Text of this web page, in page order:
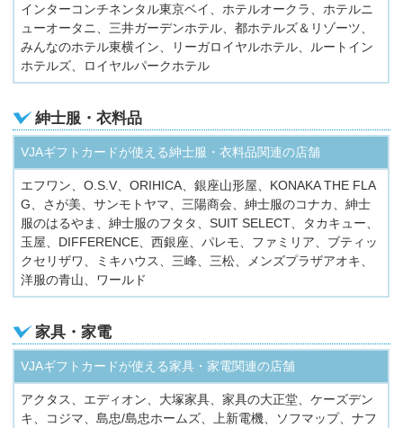
インターコンチネンタル東京ベイ、ホテルオークラ、ホテルニ
ューオータニ、三井ガーデンホテル、都ホテルズ＆リゾーツ、
みんなのホテル東横イン、リーガロイヤルホテル、ルートイン
ホテルズ、ロイヤルパークホテル
紳士服・衣料品
VJAギフトカードが使える紳士服・衣料品関連の店舗
エフワン、O.S.V、ORIHICA、銀座山形屋、KONAKA THE FLA
G、さが美、サンモトヤマ、三陽商会、紳士服のコナカ、紳士
服のはるやま、紳士服のフタタ、SUIT SELECT、タカキュー、
玉屋、DIFFERENCE、西銀座、パレモ、ファミリア、ブティッ
クセリザワ、ミキハウス、三峰、三松、メンズプラザアオキ、
洋服の青山、ワールド
家具・家電
VJAギフトカードが使える家具・家電関連の店舗
アクタス、エディオン、大塚家具、家具の大正堂、ケーズデン
キ、コジマ、島忠/島忠ホームズ、上新電機、ソフマップ、ナフ